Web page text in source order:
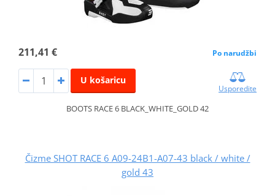
211,41 € Po narudžbi
U košaricu
Usporedite
BOOTS RACE 6 BLACK_WHITE_GOLD 42
Čizme SHOT RACE 6 A09-24B1-A07-43 black / white /
gold 43